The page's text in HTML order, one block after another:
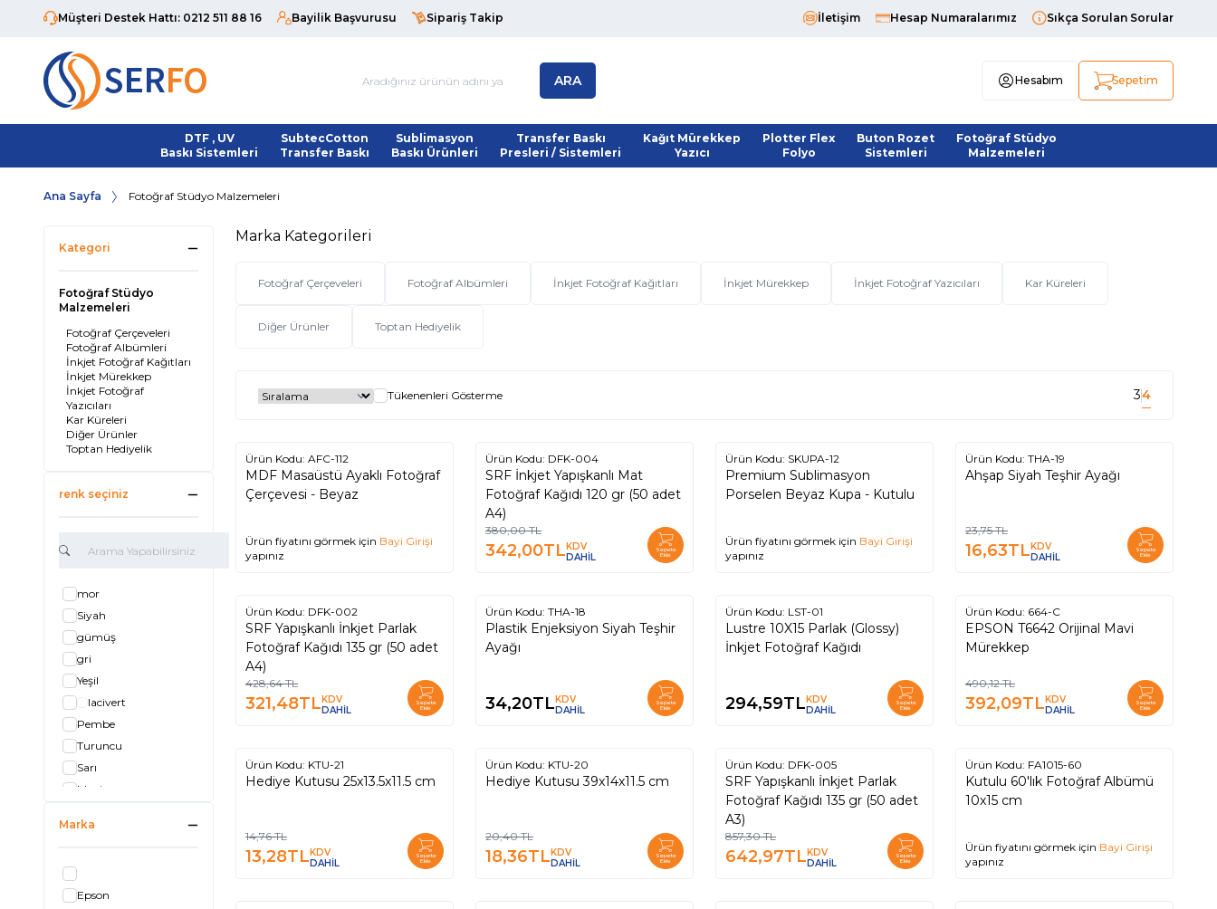
Müşteri Destek Hattı: 0212 511 88 16 Bayilik Başvurusu Sipariş Takip İletişim Hesap Numaralarımız Sıkça Sorulan Sorular
ARA Hesabım Sepetim
DTF , UV
Baskı Sistemleri
SubtecCotton
Transfer Baskı
Sublimasyon
Baskı Ürünleri
Transfer Baskı
Presleri / Sistemleri
Kağıt Mürekkep
Yazıcı
Plotter Flex
Folyo
Buton Rozet
Sistemleri
Fotoğraf Stüdyo
Malzemeleri
Ana Sayfa Fotoğraf Stüdyo Malzemeleri
Kategori
Fotoğraf Stüdyo
Malzemeleri
Fotoğraf Çerçeveleri
Fotoğraf Albümleri
İnkjet Fotoğraf Kağıtları
İnkjet Mürekkep
İnkjet Fotoğraf
Yazıcıları
Kar Küreleri
Diğer Ürünler
Toptan Hediyelik
renk seçiniz
mor
Siyah
gümüş
gri
Yeşil
lacivert
Pembe
Turuncu
Sarı
Mavi
Kırmızı
S
Marka
Epson
Marka Kategorileri
Fotoğraf Çerçeveleri Fotoğraf Albümleri İnkjet Fotoğraf Kağıtları İnkjet Mürekkep İnkjet Fotoğraf Yazıcıları Kar Küreleri
Diğer Ürünler Toptan Hediyelik
Tükenenleri Gösterme 34
Ürün Kodu: AFC-112
MDF Masaüstü Ayaklı Fotoğraf
Çerçevesi - Beyaz
Ürün fiyatını görmek için Bayi Girişi
yapınız
%
10
Ürün Kodu: DFK-004
SRF İnkjet Yapışkanlı Mat
Fotoğraf Kağıdı 120 gr (50 adet
A4)
380,00TL
342,00TLKDV
DAHİL
Sepete
Ekle
Ürün Kodu: SKUPA-12
Premium Sublimasyon
Porselen Beyaz Kupa - Kutulu
Ürün fiyatını görmek için Bayi Girişi
yapınız
%
30
Ürün Kodu: THA-19
Ahşap Siyah Teşhir Ayağı
23,75TL
16,63TLKDV
DAHİL
Sepete
Ekle
%
25
Ürün Kodu: DFK-002
SRF Yapışkanlı İnkjet Parlak
Fotoğraf Kağıdı 135 gr (50 adet
A4)
428,64TL
321,48TLKDV
DAHİL
Sepete
Ekle
Ürün Kodu: THA-18
Plastik Enjeksiyon Siyah Teşhir
Ayağı
34,20TLKDV
DAHİL
Sepete
Ekle
Ürün Kodu: LST-01
Lustre 10X15 Parlak (Glossy)
İnkjet Fotoğraf Kağıdı
294,59TLKDV
DAHİL
Sepete
Ekle
%
20
Ürün Kodu: 664-C
EPSON T6642 Orijinal Mavi
Mürekkep
490,12TL
392,09TLKDV
DAHİL
Sepete
Ekle
%
10
Ürün Kodu: KTU-21
Hediye Kutusu 25x13.5x11.5 cm
14,76TL
13,28TLKDV
DAHİL
Sepete
Ekle
%
10
Ürün Kodu: KTU-20
Hediye Kutusu 39x14x11.5 cm
20,40TL
18,36TLKDV
DAHİL
Sepete
Ekle
%
25
Ürün Kodu: DFK-005
SRF Yapışkanlı İnkjet Parlak
Fotoğraf Kağıdı 135 gr (50 adet
A3)
857,30TL
642,97TLKDV
DAHİL
Sepete
Ekle
Ürün Kodu: FA1015-60
Kutulu 60'lık Fotoğraf Albümü
10x15 cm
Ürün fiyatını görmek için Bayi Girişi
yapınız